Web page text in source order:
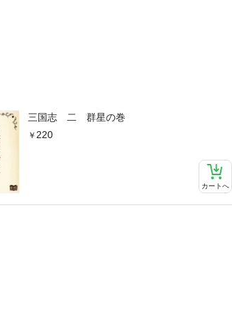
三国志 二 群星の巻
220
カートへ